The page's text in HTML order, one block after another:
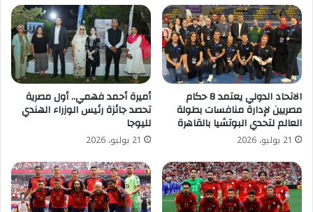
الاتحاد الدولي يعتمد 8 حكام
مصريين لإدارة منافسات بطولة
العالم لتحدي البوتشيا بالقاهرة
21 يوليو، 2026
أميرة أحمد فهمي.. أول مصرية
تحصد جائزة رئيس الوزراء الهندي
لليوجا
21 يوليو، 2026